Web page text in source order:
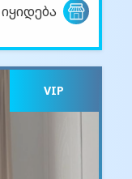
იყიდება
VIP